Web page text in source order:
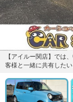
【アイルー関店】では
客様と一緒に共有した